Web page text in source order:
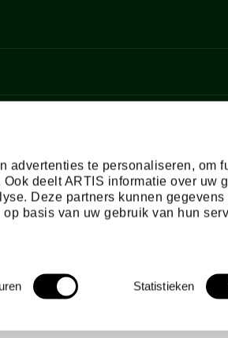
advertenties te personaliseren, om
deelt ARTIS informatie over uw
Deze partners kunnen
basis van uw gebruik van hun
Statistieken